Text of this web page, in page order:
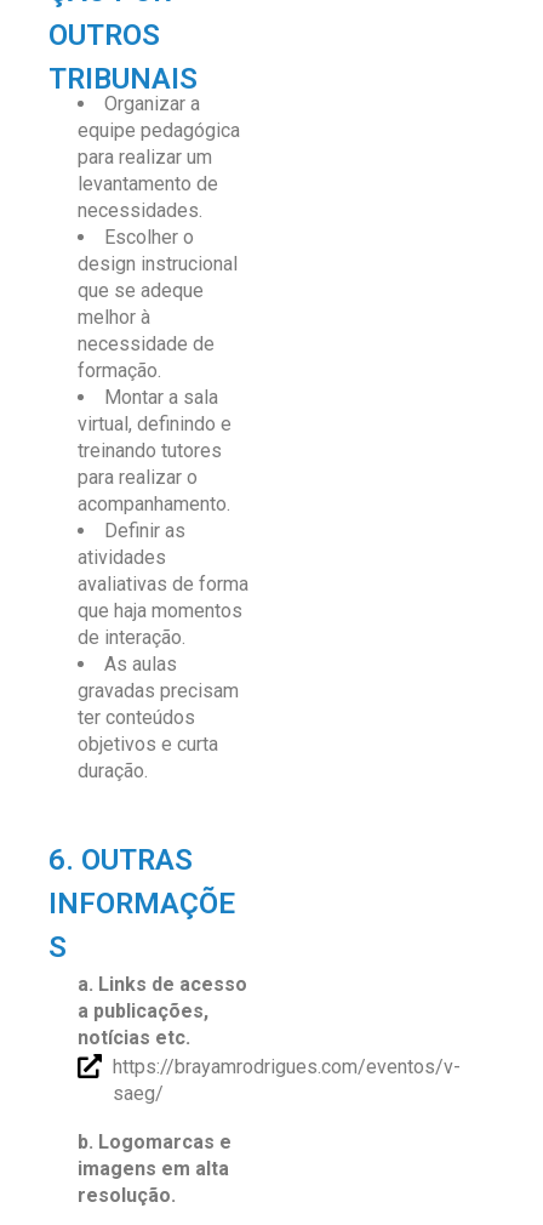
OUTROS
TRIBUNAIS
Organizar a
equipe pedagógica
para realizar um
levantamento de
necessidades.
Escolher o
design instrucional
que se adeque
melhor à
necessidade de
formação.
Montar a sala
virtual, definindo e
treinando tutores
para realizar o
acompanhamento.
Definir as
atividades
avaliativas de forma
que haja momentos
de interação.
As aulas
gravadas precisam
ter conteúdos
objetivos e curta
duração.
6. OUTRAS
INFORMAÇÕE
S
a. Links de acesso
a publicações,
notícias etc.
https://brayamrodrigues.com/eventos/v-
saeg/
b. Logomarcas e
imagens em alta
resolução.